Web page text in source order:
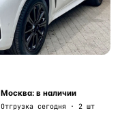
Москва: в наличии
Отгрузка сегодня · 2 шт